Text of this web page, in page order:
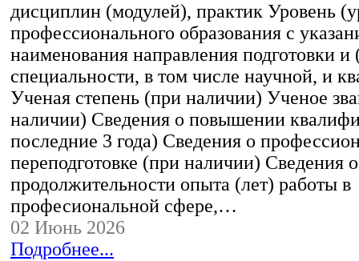
дисциплин (модулей), практик Уровень
профессионального образования с
наименования направления подготовки и
специальности, в том числе научной, и
Ученая степень (при наличии) Ученое
наличии) Сведения о повышении
последние 3 года) Сведения о
переподготовке (при наличии) Сведения о
продолжительности опыта (лет) работы в
професиональной сфере,…
02 Июнь 2026
Подробнее...